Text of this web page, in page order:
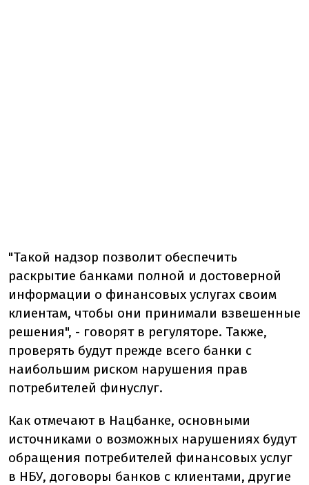
"Такой надзор позволит обеспечить
раскрытие банками полной и достоверной
информации о финансовых услугах своим
клиентам, чтобы они принимали взвешенные
решения", - говорят в регуляторе. Также,
проверять будут прежде всего банки с
наибольшим риском нарушения прав
потребителей финуслуг.
Как отмечают в Нацбанке, основными
источниками о возможных нарушениях будут
обращения потребителей финансовых услуг
в НБУ, договоры банков с клиентами, другие